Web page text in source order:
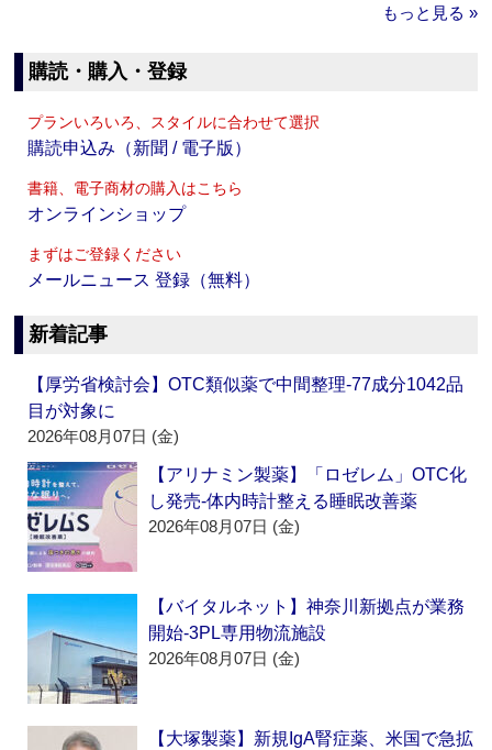
もっと見る »
購読・購入・登録
プランいろいろ、スタイルに合わせて選択
購読申込み（新聞 / 電子版）
書籍、電子商材の購入はこちら
オンラインショップ
まずはご登録ください
メールニュース 登録（無料）
新着記事
【厚労省検討会】OTC類似薬で中間整理‐77成分1042品
目が対象に
2026年08月07日 (金)
【アリナミン製薬】「ロゼレム」OTC化
し発売‐体内時計整える睡眠改善薬
2026年08月07日 (金)
【バイタルネット】神奈川新拠点が業務
開始‐3PL専用物流施設
2026年08月07日 (金)
【大塚製薬】新規IgA腎症薬、米国で急拡